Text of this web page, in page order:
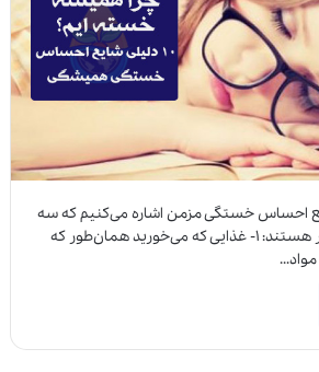
۱۰ دلیل شایع احساس خستگی مزمن اشاره می‌کنیم که سه
تای اول، از بقیه شایع‌تر هستند: ۱- غذایی که می‌خورید همان‌طور که